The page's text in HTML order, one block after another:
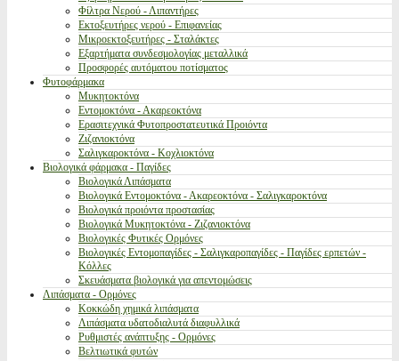
Φίλτρα Νερού - Λιπαντήρες
Εκτοξευτήρες νερού - Επιφανείας
Μικροεκτοξευτήρες - Σταλάκτες
Εξαρτήματα συνδεσμολογίας μεταλλικά
Προσφορές αυτόματου ποτίσματος
Φυτοφάρμακα
Μυκητοκτόνα
Εντομοκτόνα - Ακαρεοκτόνα
Ερασιτεχνικά Φυτοπροστατευτικά Προιόντα
Ζιζανιοκτόνα
Σαλιγκαροκτόνα - Κοχλιοκτόνα
Βιολογικά φάρμακα - Παγίδες
Βιολογικά Λιπάσματα
Βιολογικά Εντομοκτόνα - Ακαρεοκτόνα - Σαλιγκαροκτόνα
Βιολογικά προιόντα προστασίας
Βιολογικά Μυκητοκτόνα - Ζιζανιοκτόνα
Βιολογικές Φυτικές Ορμόνες
Βιολογικές Εντομοπαγίδες - Σαλιγκαροπαγίδες - Παγίδες ερπετών -
Κόλλες
Σκευάσματα βιολογικά για απεντομώσεις
Λιπάσματα - Ορμόνες
Κοκκώδη χημικά λιπάσματα
Λιπάσματα υδατοδιαλυτά διαφυλλικά
Ρυθμιστές ανάπτυξης - Ορμόνες
Βελτιωτικά φυτών